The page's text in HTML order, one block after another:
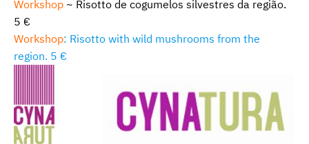
Workshop ~ Risotto de cogumelos silvestres da região.
5 €
Workshop: Risotto with wild mushrooms from the
region. 5 €